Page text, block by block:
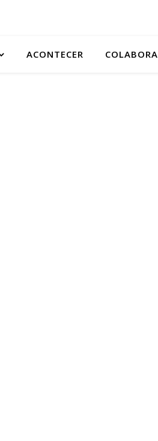
ACONTECER COLABORA